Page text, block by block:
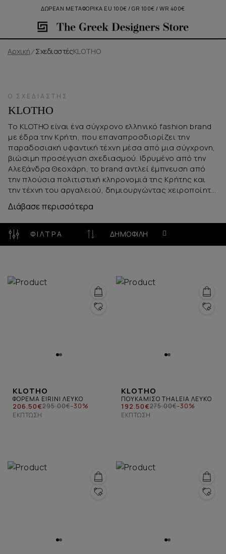
ΔΩΡΕΑΝ ΜΕΤΑΦΟΡΙΚΑ EU 100€ / GR 100€ / WR 400€
Αρχική ΣχεδιαστέςKLOTHO
Ο ΣΧΕΔΙΑΣΤΉΣ
KLOTHO
Το KLOTHO είναι ένα σύγχρονο ελληνικό fashion brand
με έδρα την Κρήτη, που επαναπροσδιορίζει την
παραδοσιακή υφαντική τέχνη μέσα από μια σύγχρονη,
βιώσιμη προσέγγιση σχεδιασμού. Ιδρυμένο από την
Αλεξάνδρα Θεοχάρη, το brand αντλεί έμπνευση από
την πλούσια πολιτιστική κληρονομιά της Κρήτης και
την τέχνη του αργαλειού, δημιουργώντας χειροποίητα
υφάσματα και ρούχα που συνδυάζουν την παράδοση
με το μοντέρνο design. Κάθε συλλογή κατασκευάζεται
με έμφαση στη δεξιοτεχνία, τα φυσικά υλικά και τη
zero-waste φιλοσοφία, μετατρέποντας την υφαντική
σε μια ζωντανή μορφή σύγχρονης τέχνης και
Διάβασε περισσότερα
ΦΊΛΤΡΑ ΔΗΜΟΦΙΛΉ
KLOTHO
ΦΟΡΕΜΑ EIRINI ΛΕΥΚΟ
206.50€295.00€-30%
ΈΚΠΤΩΣΗ
KLOTHO
ΠΟΥΚΑΜΙΣΟ THALEIA ΛΕΥΚΟ
192.50€275.00€-30%
ΈΚΠΤΩΣΗ